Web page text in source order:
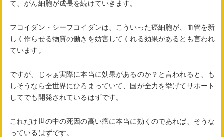
て、がん細胞が成長を続けていきます。
フコイダン・シーフコイダンは、こういった癌細胞が、血管を新
しく作らせる物質の働きを妨害してくれる効果があるとも言われ
ています。
ですが、じゃぁ実際に本当に効果があるのか？と言われると、も
しそうなら全世界にひろまっていて、国が全力を挙げてサポート
してでも開発されているはずです。
これだけ世の中の死因の高い癌に本当に効くのであれば、そうな
っているはずです。